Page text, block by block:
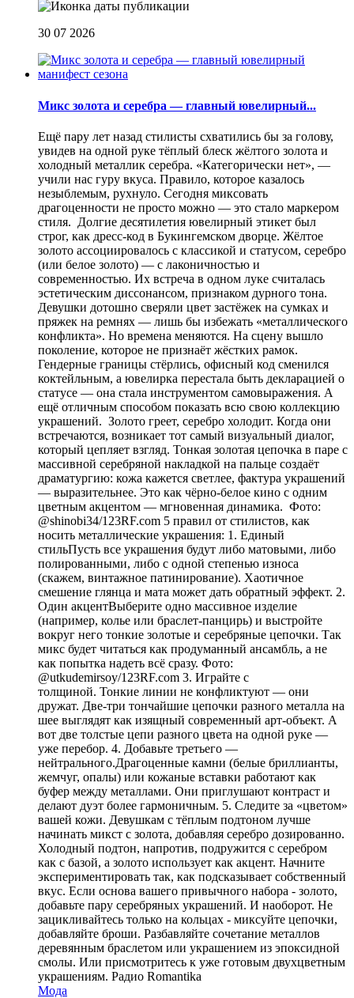
30 07 2026
Микс золота и серебра — главный ювелирный...
Ещё пару лет назад стилисты схватились бы за голову,
увидев на одной руке тёплый блеск жёлтого золота и
холодный металлик серебра. «Категорически нет», —
учили нас гуру вкуса. Правило, которое казалось
незыблемым, рухнуло. Сегодня миксовать
драгоценности не просто можно — это стало маркером
стиля. Долгие десятилетия ювелирный этикет был
строг, как дресс-код в Букингемском дворце. Жёлтое
золото ассоциировалось с классикой и статусом, серебро
(или белое золото) — с лаконичностью и
современностью. Их встреча в одном луке считалась
эстетическим диссонансом, признаком дурного тона.
Девушки дотошно сверяли цвет застёжек на сумках и
пряжек на ремнях — лишь бы избежать «металлического
конфликта». Но времена меняются. На сцену вышло
поколение, которое не признаёт жёстких рамок.
Гендерные границы стёрлись, офисный код сменился
коктейльным, а ювелирка перестала быть декларацией о
статусе — она стала инструментом самовыражения. А
ещё отличным способом показать всю свою коллекцию
украшений. Золото греет, серебро холодит. Когда они
встречаются, возникает тот самый визуальный диалог,
который цепляет взгляд. Тонкая золотая цепочка в паре с
массивной серебряной накладкой на пальце создаёт
драматургию: кожа кажется светлее, фактура украшений
— выразительнее. Это как чёрно-белое кино с одним
цветным акцентом — мгновенная динамика. Фото:
@shinobi34/123RF.com 5 правил от стилистов, как
носить металлические украшения: 1. Единый
стильПусть все украшения будут либо матовыми, либо
полированными, либо с одной степенью износа
(скажем, винтажное патинирование). Хаотичное
смешение глянца и мата может дать обратный эффект. 2.
Один акцентВыберите одно массивное изделие
(например, колье или браслет-панцирь) и выстройте
вокруг него тонкие золотые и серебряные цепочки. Так
микс будет читаться как продуманный ансамбль, а не
как попытка надеть всё сразу. Фото:
@utkudemirsoy/123RF.com 3. Играйте с
толщиной. Тонкие линии не конфликтуют — они
дружат. Две-три тончайшие цепочки разного металла на
шее выглядят как изящный современный арт-объект. А
вот две толстые цепи разного цвета на одной руке —
уже перебор. 4. Добавьте третьего —
нейтрального.Драгоценные камни (белые бриллианты,
жемчуг, опалы) или кожаные вставки работают как
буфер между металлами. Они приглушают контраст и
делают дуэт более гармоничным. 5. Следите за «цветом»
вашей кожи. Девушкам с тёплым подтоном лучше
начинать микст с золота, добавляя серебро дозированно.
Холодный подтон, напротив, подружится с серебром
как с базой, а золото использует как акцент. Начните
экспериментировать так, как подсказывает собственный
вкус. Если основа вашего привычного набора - золото,
добавьте пару серебряных украшений. И наоборот. Не
зацикливайтесь только на кольцах - миксуйте цепочки,
добавляйте броши. Разбавляйте сочетание металлов
деревянным браслетом или украшением из эпоксидной
смолы. Или присмотритесь к уже готовым двухцветным
украшениям. Радио Romantika
Мода